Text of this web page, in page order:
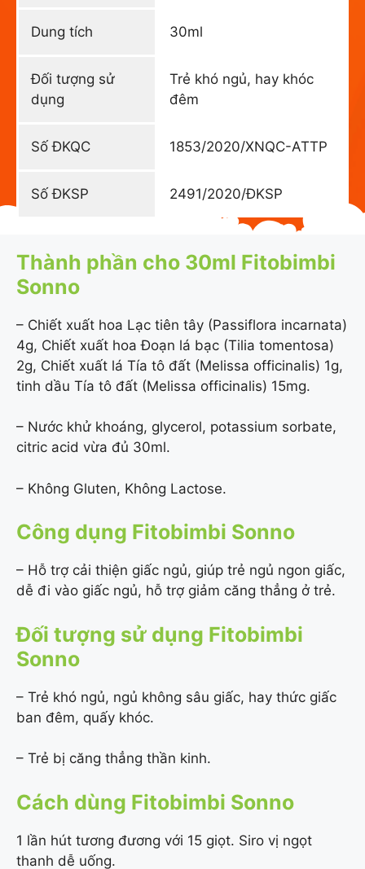
Dung tích 30ml
Đối tượng sử
dụng
Trẻ khó ngủ, hay khóc
đêm
Số ĐKQC 1853/2020/XNQC-ATTP
Số ĐKSP 2491/2020/ĐKSP
Thành phần cho 30ml Fitobimbi
Sonno
– Chiết xuất hoa Lạc tiên tây (Passiflora incarnata)
4g, Chiết xuất hoa Đoạn lá bạc (Tilia tomentosa)
2g, Chiết xuất lá Tía tô đất (Melissa officinalis) 1g,
tinh dầu Tía tô đất (Melissa officinalis) 15mg.
– Nước khử khoáng, glycerol, potassium sorbate,
citric acid vừa đủ 30ml.
– Không Gluten, Không Lactose.
Công dụng Fitobimbi Sonno
– Hỗ trợ cải thiện giấc ngủ, giúp trẻ ngủ ngon giấc,
dễ đi vào giấc ngủ, hỗ trợ giảm căng thẳng ở trẻ.
Đối tượng sử dụng Fitobimbi
Sonno
– Trẻ khó ngủ, ngủ không sâu giấc, hay thức giấc
ban đêm, quấy khóc.
– Trẻ bị căng thẳng thần kinh.
Cách dùng Fitobimbi Sonno
1 lần hút tương đương với 15 giọt. Siro vị ngọt
thanh dễ uống.